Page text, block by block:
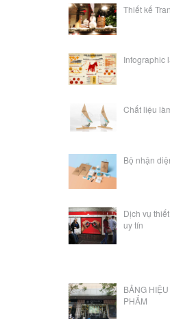
Thiết kế
Infographic
Chất liệu
Bộ nhận
Dịch vụ
uy tín
BẢNG
PHẨM